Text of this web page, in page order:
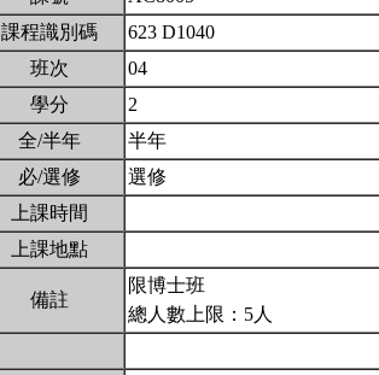
課程識別碼
623 D1040
班次
04
學分
2
全/半年
半年
必/選修
選修
上課時間
上課地點
備註
限博士班
總人數上限：5人